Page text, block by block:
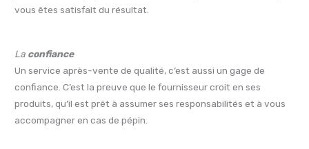
vous êtes satisfait du résultat.
La confiance
Un service après-vente de qualité, c’est aussi un gage de
confiance. C’est la preuve que le fournisseur croit en ses
produits, qu’il est prêt à assumer ses responsabilités et à vous
accompagner en cas de pépin.